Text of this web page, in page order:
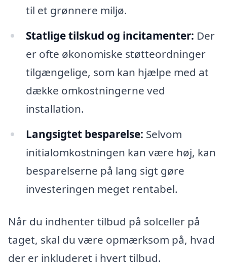
til et grønnere miljø.
Statlige tilskud og incitamenter: Der
er ofte økonomiske støtteordninger
tilgængelige, som kan hjælpe med at
dække omkostningerne ved
installation.
Langsigtet besparelse: Selvom
initialomkostningen kan være høj, kan
besparelserne på lang sigt gøre
investeringen meget rentabel.
Når du indhenter tilbud på solceller på
taget, skal du være opmærksom på, hvad
der er inkluderet i hvert tilbud.